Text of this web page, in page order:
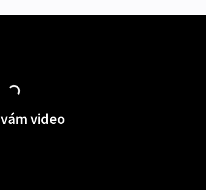
video